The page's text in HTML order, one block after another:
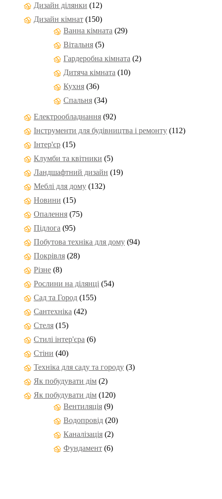
Дизайн ділянки (12)
Дизайн кімнат (150)
Ванна кімната (29)
Вітальня (5)
Гардеробна кімната (2)
Дитяча кімната (10)
Кухня (36)
Спальня (34)
Електрообладнання (92)
Інструменти для будівництва і ремонту (112)
Інтер'єр (15)
Клумби та квітники (5)
Ландшафтний дизайн (19)
Меблі для дому (132)
Новини (15)
Опалення (75)
Підлога (95)
Побутова техніка для дому (94)
Покрівля (28)
Різне (8)
Рослини на ділянці (54)
Сад та Город (155)
Сантехніка (42)
Стеля (15)
Стилі інтер'єра (6)
Стіни (40)
Техніка для саду та городу (3)
Як побудувати дім (2)
Як побудувати дім (120)
Вентиляція (9)
Водопровід (20)
Каналізація (2)
Фундамент (6)